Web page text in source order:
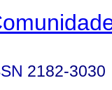
2182-3030